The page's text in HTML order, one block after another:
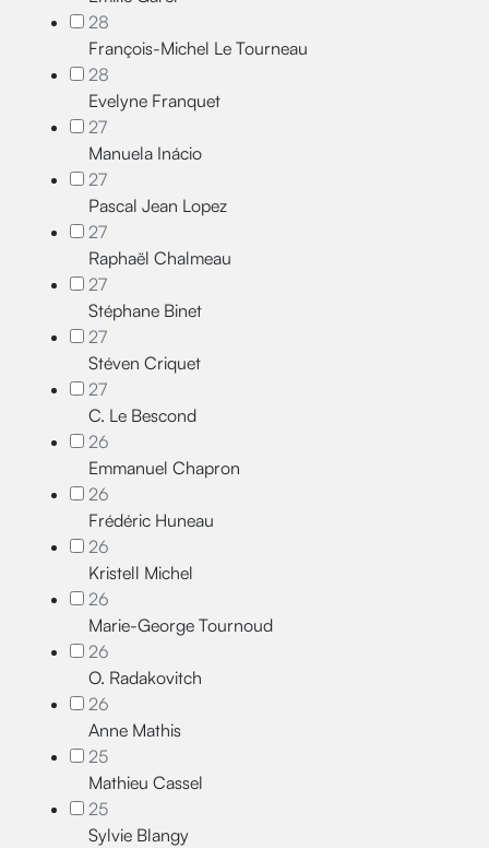
28
François-Michel Le Tourneau
28
Evelyne Franquet
27
Manuela Inácio
27
Pascal Jean Lopez
27
Raphaël Chalmeau
27
Stéphane Binet
27
Stéven Criquet
27
C. Le Bescond
26
Emmanuel Chapron
26
Frédéric Huneau
26
Kristell Michel
26
Marie-George Tournoud
26
O. Radakovitch
26
Anne Mathis
25
Mathieu Cassel
25
Sylvie Blangy